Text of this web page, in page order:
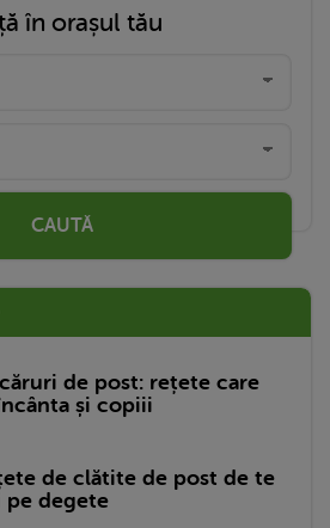
în orașul tău
CAUTĂ
de post: rețete care
și copiii
de clătite de post de te
pe degete